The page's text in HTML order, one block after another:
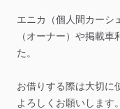
エニカ（個人間カーシ
（オーナー）や掲載
た。
お借りする際は大切に
よろしくお願いします。